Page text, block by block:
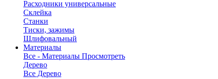
Расходники универсальные
Склейка
Станки
Тиски, зажимы
Шлифовальный
Материалы
Все - Материалы Просмотреть
Дерево
Все Дерево